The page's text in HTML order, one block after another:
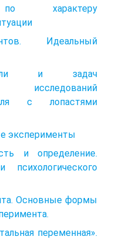
характеру
Идеальный
и задач
исследований
с лопастями
эксперименты
и определение.
психологического
Основные формы
переменная».